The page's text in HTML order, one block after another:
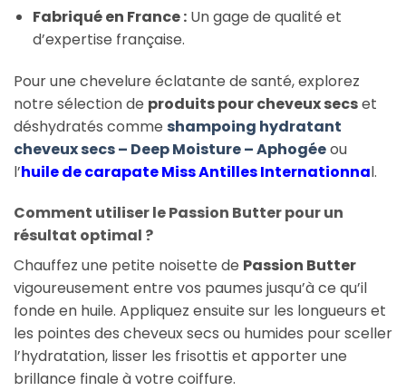
Fabriqué en France :Un gage de qualité et
d’expertise française.
Pour une chevelure éclatante de santé, explorez
notre sélection de produits pour cheveux secset
déshydratés comme shampoing hydratant
cheveux secs – Deep Moisture – Aphogéeou
l’huile de carapate Miss Antilles Internationnal.
Comment utiliser le Passion Butter pour un
résultat optimal ?
Chauffez une petite noisette de Passion Butter
vigoureusement entre vos paumes jusqu’à ce qu’il
fonde en huile. Appliquez ensuite sur les longueurs et
les pointes des cheveux secs ou humides pour sceller
l’hydratation, lisser les frisottis et apporter une
brillance finale à votre coiffure.